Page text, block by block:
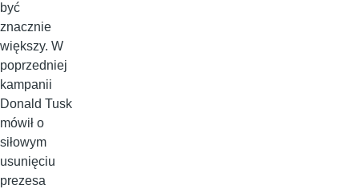
być
znacznie
większy. W
poprzedniej
kampanii
Donald Tusk
mówił o
siłowym
usunięciu
prezesa